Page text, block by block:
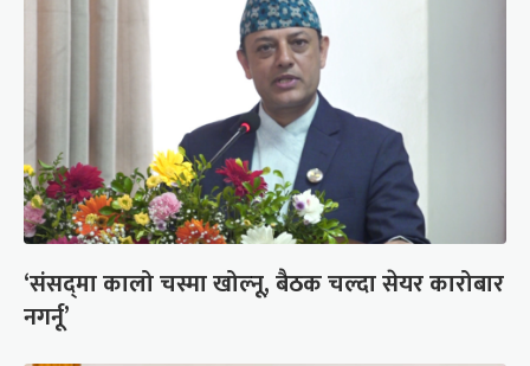
‘संसद्‍मा कालो चस्मा खोल्नू, बैठक चल्दा सेयर कारोबार
नगर्नू’